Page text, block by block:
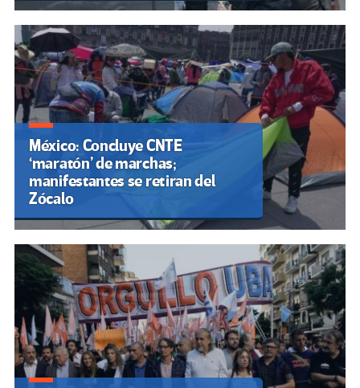
México: Concluye CNTE
‘maratón’ de marchas;
manifestantes se retiran del
Zócalo